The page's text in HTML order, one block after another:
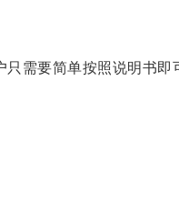
需要简单按照说明书即